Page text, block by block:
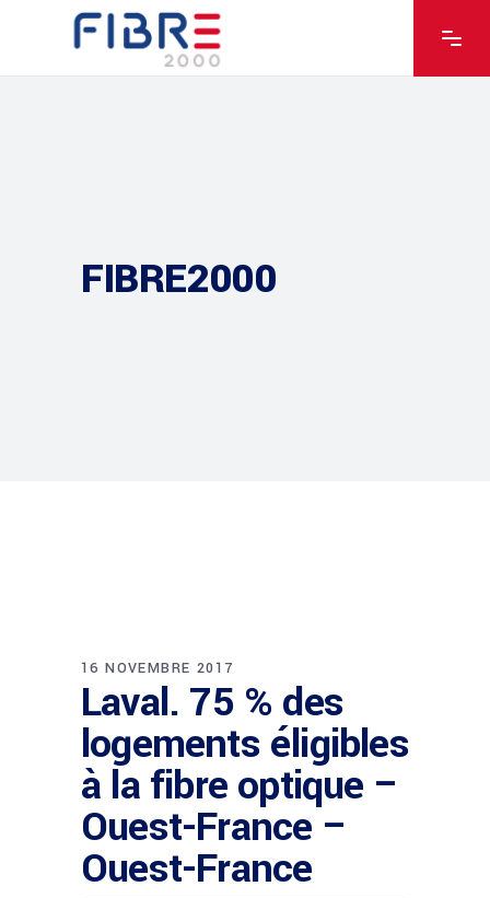
FIBRE2000
16 NOVEMBRE 2017
Laval. 75 % des
logements éligibles
à la fibre optique –
Ouest-France –
Ouest-France